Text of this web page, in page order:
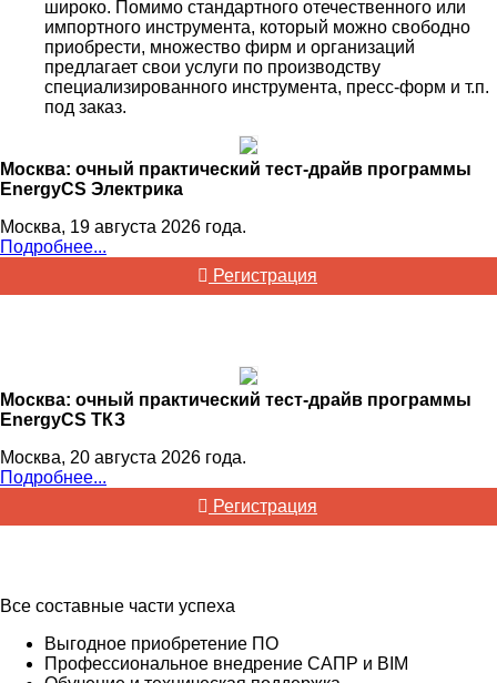
широко. Помимо стандартного отечественного или
импортного инструмента, который можно свободно
приобрести, множество фирм и организаций
предлагает свои услуги по производству
специализированного инструмента, пресс-форм и т.п.
под заказ.
Москва: очный практический тест-драйв программы
EnergyCS Электрика
Москва, 19 августа 2026 года.
Подробнее...
Регистрация
Москва: очный практический тест-драйв программы
EnergyCS ТКЗ
Москва, 20 августа 2026 года.
Подробнее...
Регистрация
Все составные части успеха
Выгодное приобретение ПО
Профессиональное внедрение САПР и BIM